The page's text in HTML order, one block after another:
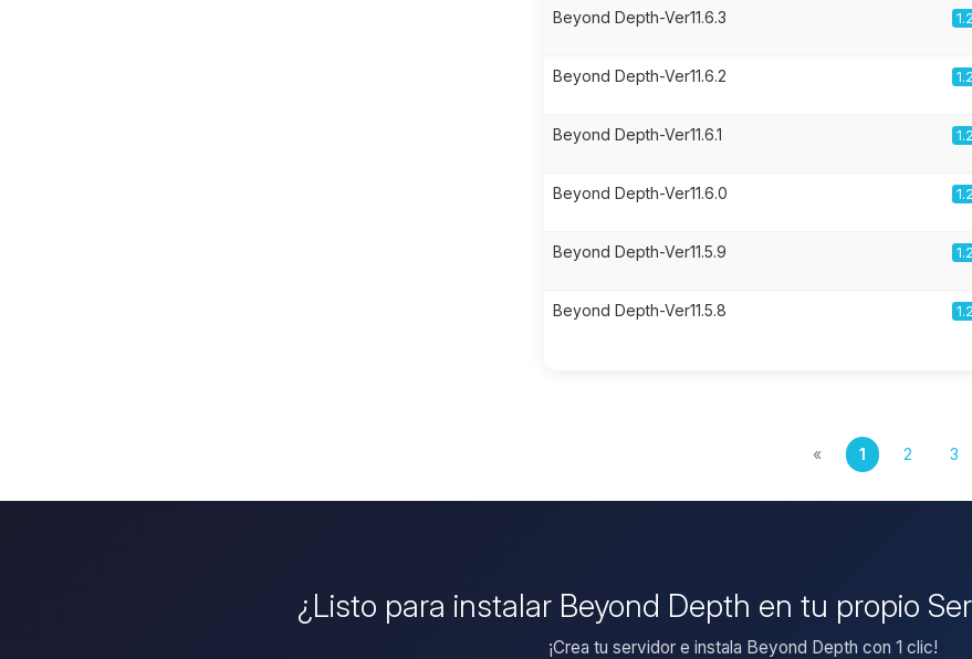
Beyond Depth-Ver11.6.3
Beyond Depth-Ver11.6.2
Beyond Depth-Ver11.6.1
Beyond Depth-Ver11.6.0
Beyond Depth-Ver11.5.9
Beyond Depth-Ver11.5.8
« 1 2 3
¿Listo para instalar Beyond Depth en tu propio
¡Crea tu servidor e instala Beyond Depth con 1 clic!